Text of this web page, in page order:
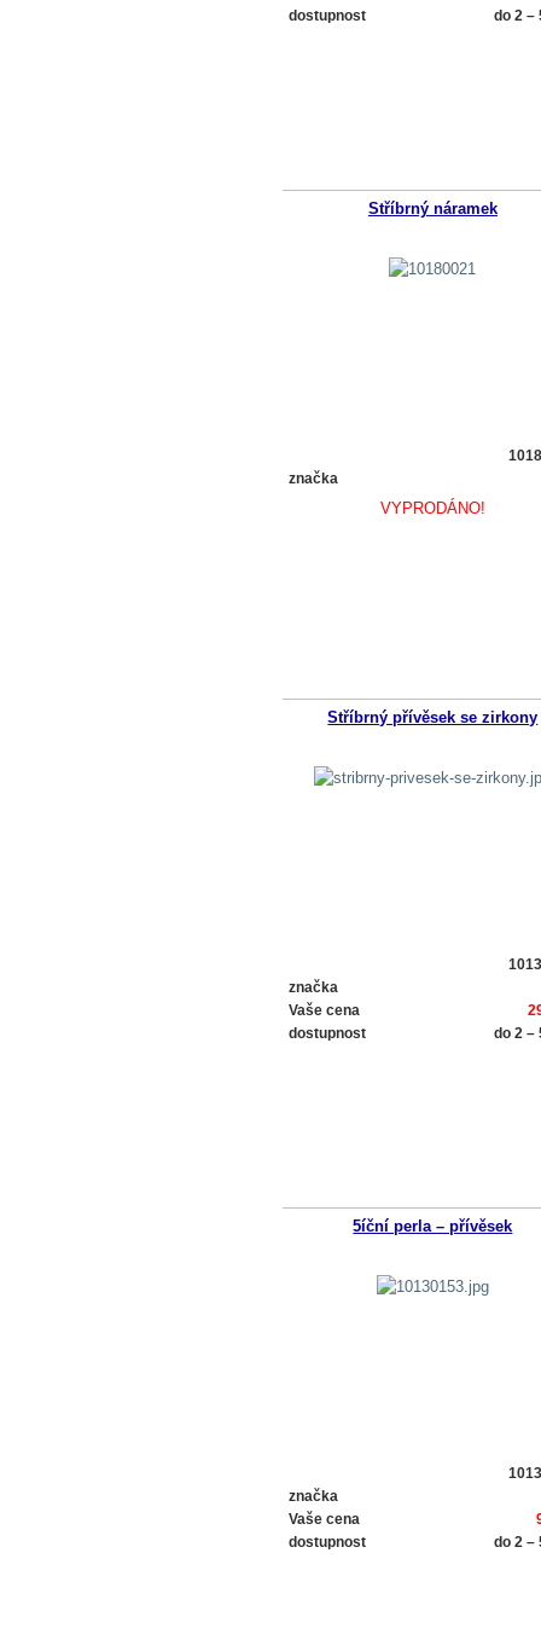
dostupnost do 2 –
Stříbrný náramek
značka
VYPRODÁNO!
Stříbrný přívěsek se zirkony
značka
Vaše cena
dostupnost
do 2 –
5íční perla – přívěsek
značka
Vaše cena
dostupnost
do 2 –